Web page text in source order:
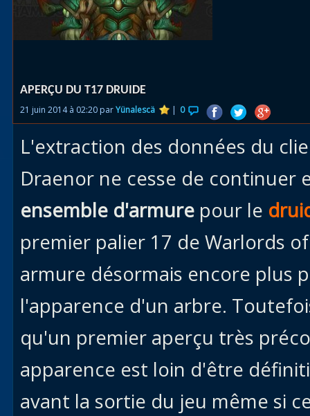
des îles
le vol
Uldum
Val
APERÇU DU T17 DRUIDE
21 juin 2014 à 02:20 parYünalescä | 0
L'extraction des données du
Draenor ne cesse de continuer
ensemble d'armure pour le
premier palier 17 de Warlords
armure désormais encore plus
l'apparence d'un arbre.
qu'un premier aperçu très
apparence est loin d'être
avant la sortie du jeu même si